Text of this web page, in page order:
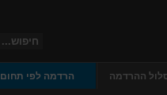
ההרדמה הרדמה לפי תחום